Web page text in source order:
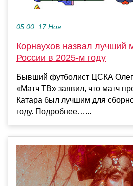
05:00, 17 Ноя
Корнаухов назвал лучший
России в 2025‑м году
Бывший футболист ЦСКА
«Матч ТВ» заявил, что матч
Катара был лучшим для
году. Подробнее…...